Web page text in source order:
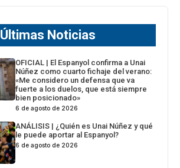
Últimas Noticias
OFICIAL | El Espanyol confirma a Unai
Núñez como cuarto fichaje del verano:
«Me considero un defensa que va
fuerte a los duelos, que está siempre
bien posicionado»
6 de agosto de 2026
ANÁLISIS | ¿Quién es Unai Núñez y qué
le puede aportar al Espanyol?
6 de agosto de 2026